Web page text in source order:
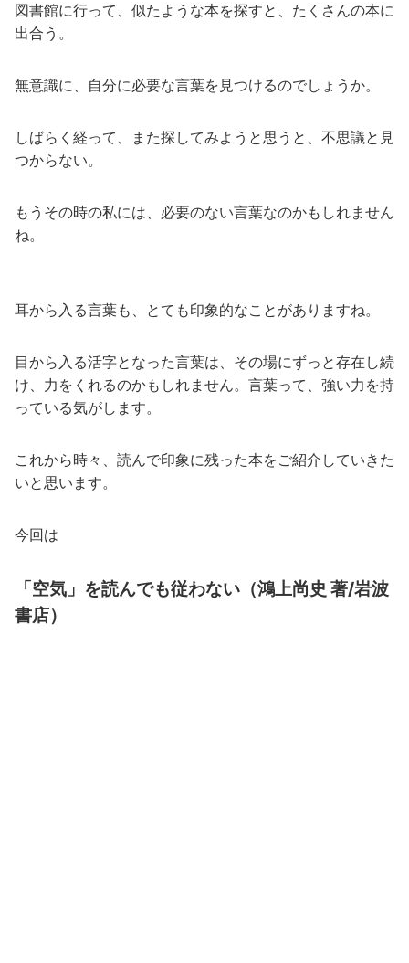
図書館に行って、似たような本を探すと、たくさんの本に
出合う。
無意識に、自分に必要な言葉を見つけるのでしょうか。
しばらく経って、また探してみようと思うと、不思議と見
つからない。
もうその時の私には、必要のない言葉なのかもしれません
ね。
耳から入る言葉も、とても印象的なことがありますね。
目から入る活字となった言葉は、その場にずっと存在し続
け、力をくれるのかもしれません。言葉って、強い力を持
っている気がします。
これから時々、読んで印象に残った本をご紹介していきた
いと思います。
今回は
「空気」を読んでも従わない（鴻上尚史 著/岩波
書店）